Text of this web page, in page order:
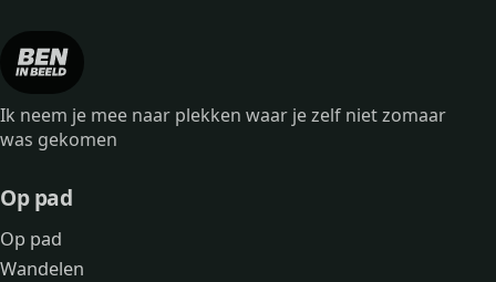
Ik neem je mee naar plekken waar je zelf niet zomaar
was gekomen
Op pad
Op pad
Wandelen